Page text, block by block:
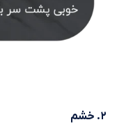
۲. خشم